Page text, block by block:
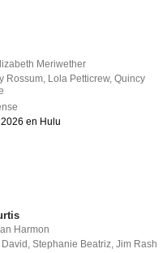
Meriwether
Rossum, Lola Petticrew,Quincy
en Hulu
Harmon
,Stephanie Beatriz ,Jim Rash